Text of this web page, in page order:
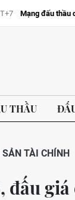
Mạng đấu thầu
THẦU
TÀI CHÍNH
đấu